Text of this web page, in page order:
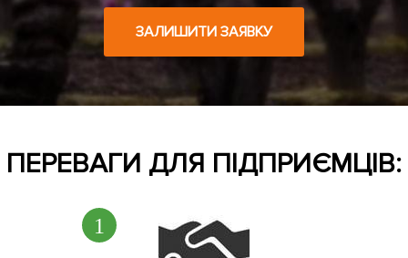
ЗАЛИШИТИ ЗАЯВКУ
ПЕРЕВАГИ ДЛЯ ПІДПРИЄМЦІВ: